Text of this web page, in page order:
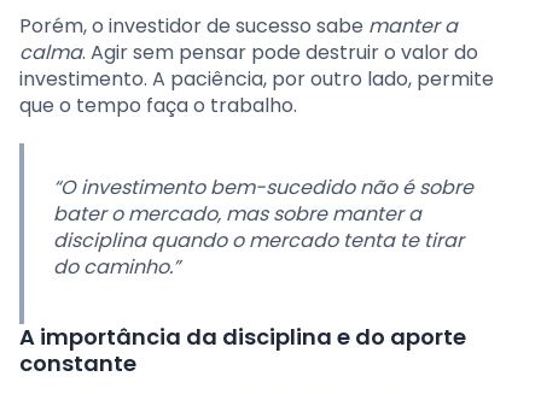
Porém, o investidor de sucesso sabe manter a
calma. Agir sem pensar pode destruir o valor do
investimento. A paciência, por outro lado, permite
que o tempo faça o trabalho.
“O investimento bem-sucedido não é sobre
bater o mercado, mas sobre manter a
disciplina quando o mercado tenta te tirar
do caminho.”
A importância da disciplina e do aporte
constante